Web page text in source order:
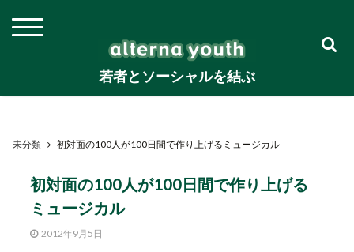
若者とソーシャルを結ぶ
未分類 初対面の100人が100日間で作り上げるミュージカル
初対面の100人が100日間で作り上げる
ミュージカル
2012年9月5日